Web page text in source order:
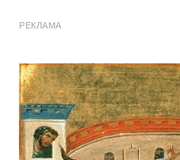
РЕКЛАМА